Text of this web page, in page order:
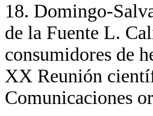
18. Domingo-
de la Fuente L.
consumidores de
XX Reunión
Comunicaciones